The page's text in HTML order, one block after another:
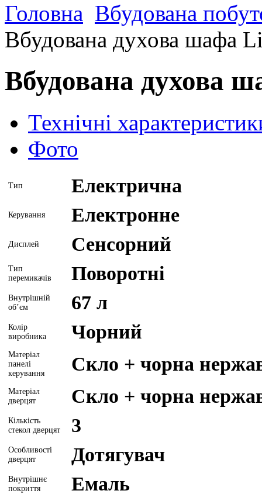
Головна Вбудована
Вбудована духова шафа
Вбудована духова
Технічні
Фото
Тип Електрична
Керування Електронне
Дисплей Сенсорний
Тип
перемикачів
Поворотні
Внутрішній
об’єм
67 л
Колір
виробника
Чорний
Матеріал
панелі
керування
Скло + чорна
Матеріал
дверцят
Скло + чорна
Кількість
стекол дверцят
3
Особливості
дверцят
Дотягувач
Внутрішнє
покриття
Емаль